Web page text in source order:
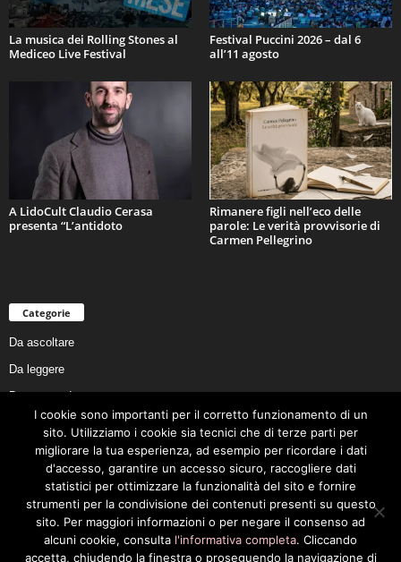
La musica dei Rolling Stones al
Mediceo Live Festival
Festival Puccini 2026 – dal 6
all’11 agosto
A LidoCult Claudio Cerasa
presenta “L’antidoto
Rimanere figli nell’eco delle
parole: Le verità provvisorie di
Carmen Pellegrino
Categorie
Da ascoltare
Da leggere
Da non perdere
Da conoscere
Da preservare
Da vivere
Cookie Policy
I cookie sono importanti per il corretto funzionamento di un
sito. Utilizziamo i cookie sia tecnici che di terze parti per
migliorare la tua esperienza, ad esempio per ricordare i dati
d'accesso, garantire un accesso sicuro, raccogliere dati
statistici per ottimizzare la funzionalità del sito e fornire
strumenti per la condivisione dei contenuti presenti su questo
sito. Per maggiori informazioni o per negare il consenso ad
alcuni cookie, consulta l'informativa completa. Cliccando
accetta, chiudendo la finestra o proseguendo la navigazione di